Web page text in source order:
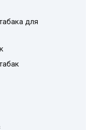
для